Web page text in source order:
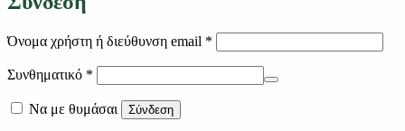
Όνομα χρήστη ή διεύθυνση email *
Συνθηματικό *
Να με θυμάσαι Σύνδεση